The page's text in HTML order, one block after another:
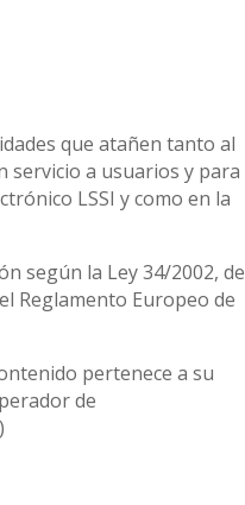
que atañen tanto al
servicio a usuarios y para
LSSI y como en la
según la Ley 34/2002, de
Reglamento Europeo de
pertenece a su
de